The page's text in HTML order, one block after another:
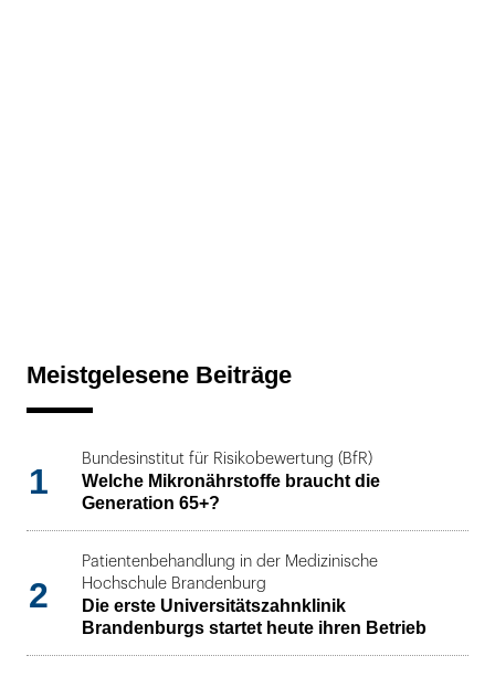
Meistgelesene Beiträge
1
Bundesinstitut für Risikobewertung (BfR)
Welche Mikronährstoffe braucht die
Generation 65+?
2
Patientenbehandlung in der Medizinische
Hochschule Brandenburg
Die erste Universitätszahnklinik
Brandenburgs startet heute ihren Betrieb